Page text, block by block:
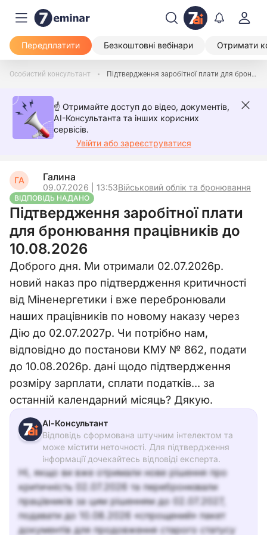
Передплатити Безкоштовні вебінари Отримати
Особистий консультант Підтвердження заробітної плати для бронювання працівників до 10.08.2026
☝️ Отримайте доступ до відео, документів,
AI-Консультанта та інших корисних
сервісів.
Увійти або зареєструватися
ГА Галина
09.07.2026 | 13:53Військовий облік та бронювання
ВІДПОВІДЬ НАДАНО
Підтвердження заробітної плати
для бронювання працівників до
10.08.2026
Доброго дня. Ми отримали 02.07.2026р.
новий наказ про підтвердження критичності
від Міненергетики і вже перебронювали
наших працівників по новому наказу через
Дію до 02.07.2027р. Чи потрібно нам,
відповідно до постанови КМУ № 862, подати
до 10.08.2026р. дані щодо підтвердження
розміру зарплати, сплати податків... за
останній календарний місяць? Дякую.
АІ-Консультант
Відповідь сформована штучним інтелектом та
може містити неточності. Для підтвердження
інформації дочекайтесь відповіді експерта.
Ні, якщо ви вже отримали нове рішення про
критичність 02.07.2026 та перебронювали
працівників за цим рішенням до 02.07.2027,
подавати до 10.08.2026 «спрощений» пакет
документів для продовження старого статусу